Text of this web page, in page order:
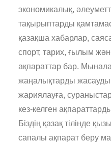
экономикалық,
тақырыптарды
қазақша хабарлар,
спорт, тарих, ғылым
ақпараттар бар.
жаңалықтарды
жариялауға,
кез-келген
Біздің қазақ тілінде
сапалы ақпарат беру